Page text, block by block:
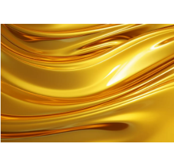
influenzando l'affidabilità,
durata.